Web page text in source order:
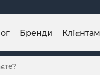
Бренди Клієнтам